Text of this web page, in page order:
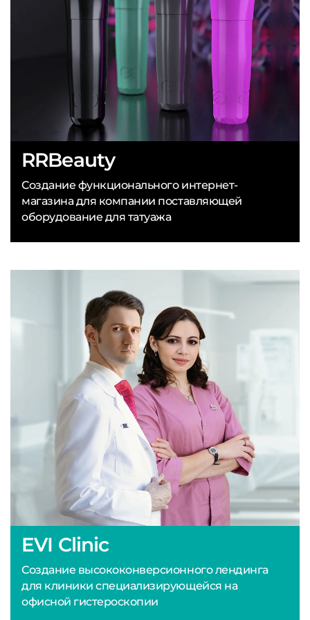
EVI Clinic
Создание высококонверсионного лендинга
для клиники специализирующейся на
офисной гистероскопии
RRBeauty
Создание функционального интернет-
магазина для компании поставляющей
оборудование для татуажа